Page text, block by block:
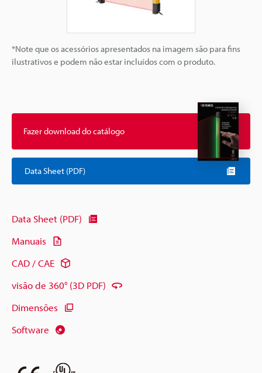
*Note que os acessórios apresentados na imagem são para fins
ilustrativos e podem não estar incluídos com o produto.
Fazer download do catálogo
Data Sheet (PDF)
Data Sheet (PDF)
Manuais
CAD / CAE
visão de 360° (3D PDF)
Dimensões
Software